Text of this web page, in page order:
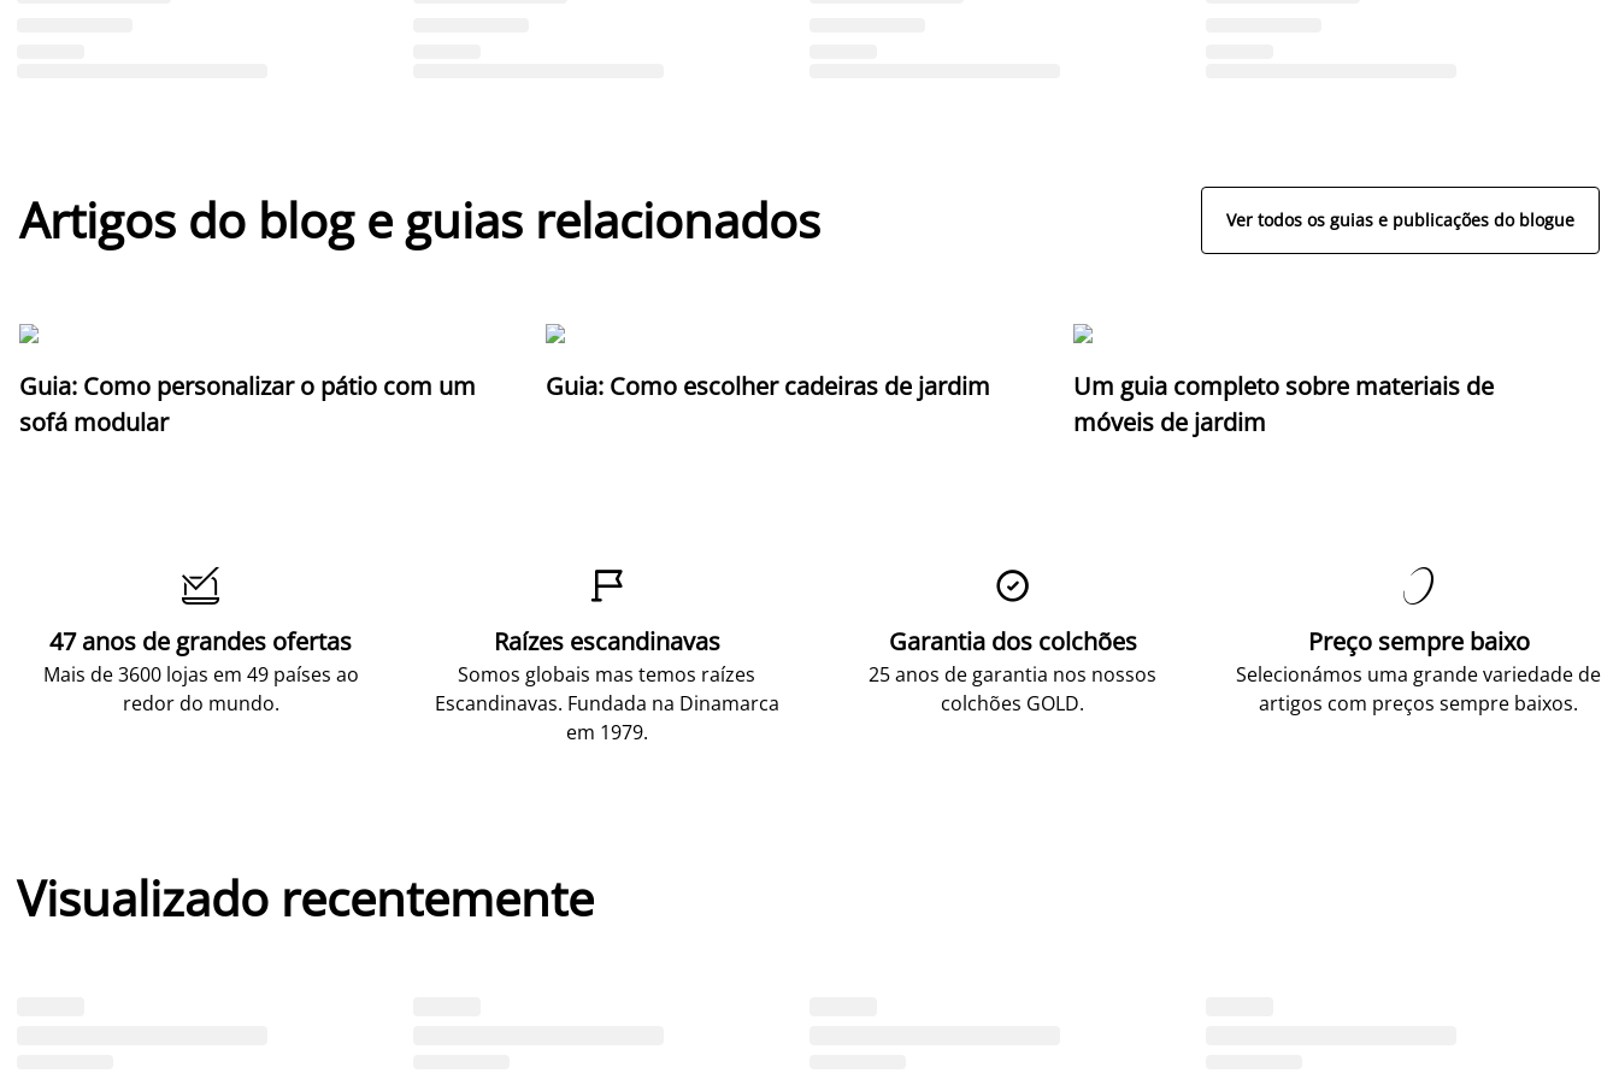
Artigos do blog e guias relacionados Ver todos os guias e publicações do blogue
Guia: Como personalizar o pátio com um
sofá modular
Guia: Como escolher cadeiras de jardim
Um guia completo sobre materiais de
móveis de jardim

47 anos de grandes ofertas
Mais de 3600 lojas em 49 países ao
redor do mundo.

Raízes escandinavas
Somos globais mas temos raízes
Escandinavas. Fundada na Dinamarca
em 1979.

Garantia dos colchões
25 anos de garantia nos nossos
colchões GOLD.

Preço sempre baixo
Selecionámos uma grande variedade de
artigos com preços sempre baixos.
Visualizado recentemente